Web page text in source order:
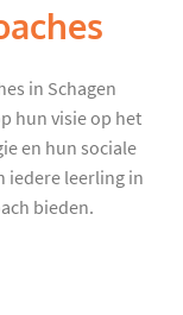
in Schagen
hun visie op het
en hun sociale
iedere leerling in
bieden.